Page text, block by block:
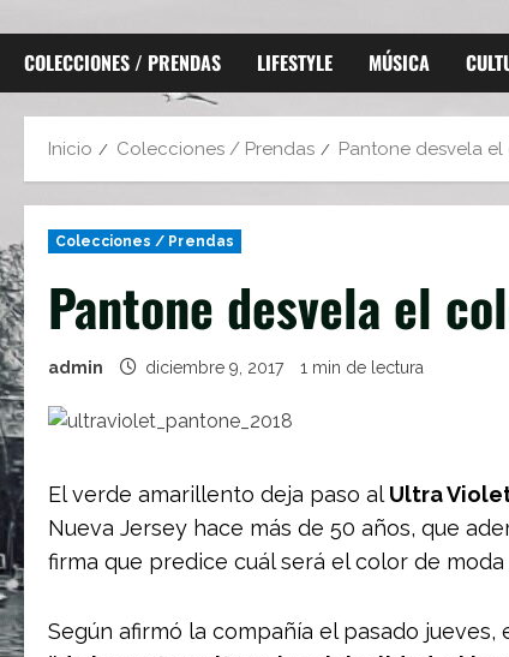
COLECCIONES / PRENDAS LIFESTYLE MÚSICA
Inicio Colecciones / Prendas Pantone desvela
Colecciones / Prendas
Pantone desvela el
admin diciembre 9, 2017 1 min de lectura
El verde amarillento deja paso al Ultra
Nueva Jersey hace más de 50 años, que
firma que predice cuál será el color de
Según afirmó la compañía el pasado